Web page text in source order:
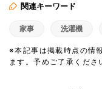
関連キーワード
家事 洗濯機
※本記事は掲載時点の情
ます。予めご了承くださ